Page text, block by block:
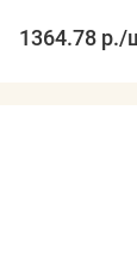
1364.78 р./